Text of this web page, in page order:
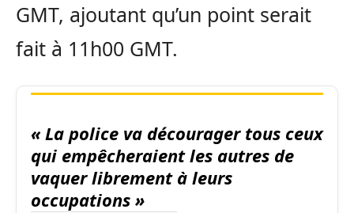
GMT, ajoutant qu’un point serait
fait à 11h00 GMT.
« La police va décourager tous ceux
qui empêcheraient les autres de
vaquer librement à leurs
occupations »